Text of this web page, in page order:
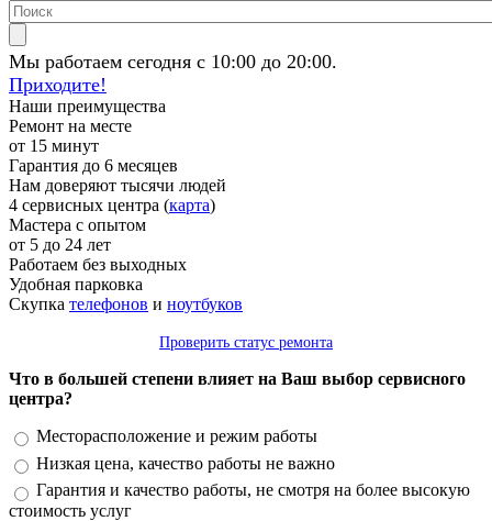
Мы работаем сегодня с 10:00 до 20:00.
Приходите!
Наши преимущества
Ремонт на месте
от 15 минут
Гарантия до 6 месяцев
Нам доверяют тысячи людей
4 сервисных центра (карта)
Мастера с опытом
от 5 до 24 лет
Работаем без выходных
Удобная парковка
Скупка телефонов и ноутбуков
Проверить статус ремонта
Что в большей степени влияет на Ваш выбор сервисного
центра?
Варианты
Месторасположение и режим работы
Низкая цена, качество работы не важно
Гарантия и качество работы, не смотря на более высокую
стоимость услуг